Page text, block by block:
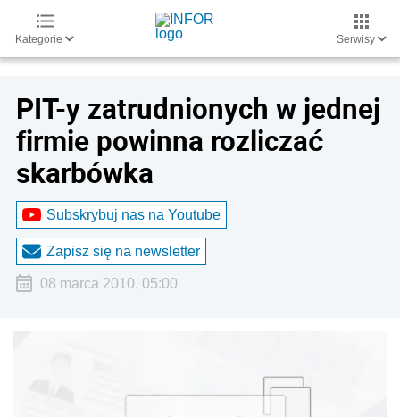
Kategorie Serwisy
PIT-y zatrudnionych w jednej
firmie powinna rozliczać
skarbówka
Subskrybuj nas na Youtube
Zapisz się na newsletter
08 marca 2010, 05:00